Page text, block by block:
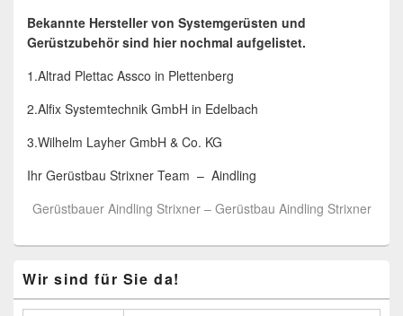
Bekannte Hersteller von Systemgerüsten und
Gerüstzubehör sind hier nochmal aufgelistet.
1.Altrad Plettac Assco in Plettenberg
2.Alfix Systemtechnik GmbH in Edelbach
3.Wilhelm Layher GmbH & Co. KG
Ihr Gerüstbau Strixner Team – Aindling
Gerüstbauer Aindling Strixner – Gerüstbau Aindling Strixner
Seitenleisten
Widget-
Wir sind für Sie da!